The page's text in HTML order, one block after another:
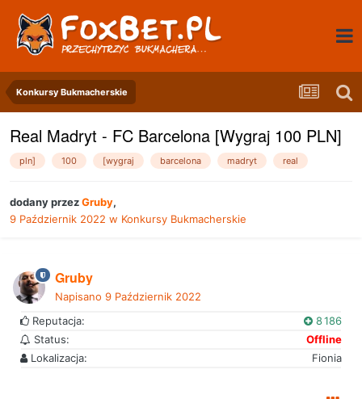
Konkursy Bukmacherskie
Real Madryt - FC Barcelona [Wygraj 100 PLN]
pln] 100 [wygraj barcelona madryt real
dodany przezGruby,
9 Październik 2022 w Konkursy Bukmacherskie
Gruby
Napisano 9 Październik 2022
Reputacja:
8 186
Status:
Offline
Lokalizacja:
Fionia